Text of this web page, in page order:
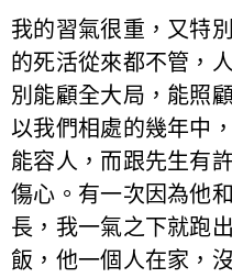
我的習氣很重，又特
的死活從來都不管，
別能顧全大局，能照
以我們相處的幾年中
能容人，而跟先生有
傷心。有一次因為他
長，我一氣之下就跑
飯，他一個人在家，